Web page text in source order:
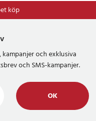
köp
och exklusiva
och SMS-kampanjer.
OK